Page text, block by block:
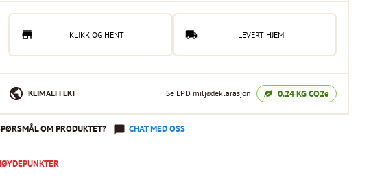
KLIKK OG HENT LEVERT HJEM
KLIMAEFFEKT Se EPD miljødeklarasjon 0.24KG CO2e
OM PRODUKTET? CHAT MED OSS